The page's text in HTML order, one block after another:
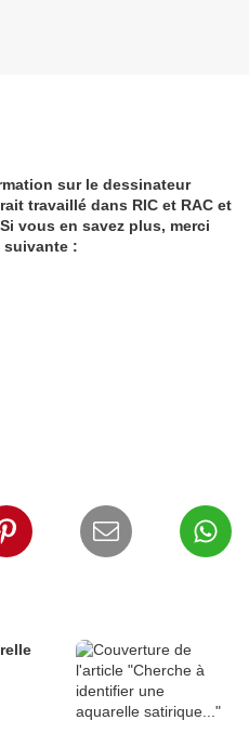
sur le dessinateur
travaillé dans RIC et RAC et
vous en savez plus, merci
suivante :